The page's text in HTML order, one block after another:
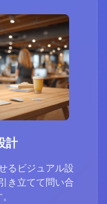
計
るビジュアル設
き立てて問い合